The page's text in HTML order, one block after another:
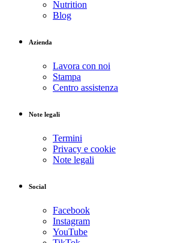
Nutrition
Blog
Azienda
Lavora con noi
Stampa
Centro assistenza
Note legali
Termini
Privacy e cookie
Note legali
Social
Facebook
Instagram
YouTube